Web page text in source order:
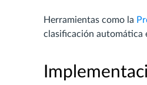
Herramientas como la
clasificación automática